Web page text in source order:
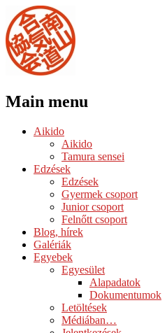
Main menu
Skip
Aikido
Aikido
Tamura sensei
Edzések
Edzések
Gyermek csoport
Junior csoport
Felnőtt csoport
Blog, hírek
Galériák
Egyebek
Egyesület
Alapadatok
Dokumentumok
Letöltések
Médiában…